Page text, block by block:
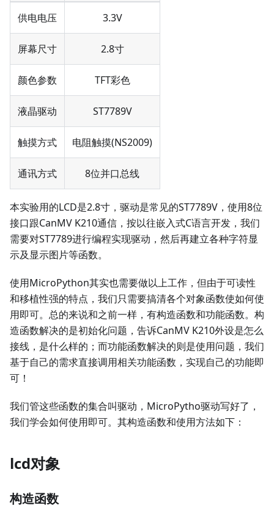
供电电压 3.3V
屏幕尺寸 2.8寸
颜色参数 TFT彩色
液晶驱动 ST7789V
触摸方式 电阻触摸(NS2009)
通讯方式 8位并口总线
本实验用的LCD是2.8寸，驱动是常见的ST7789V，使用8位
接口跟CanMV K210通信，按以往嵌入式C语言开发，我们
需要对ST7789进行编程实现驱动，然后再建立各种字符显
示及显示图片等函数。
使用MicroPython其实也需要做以上工作，但由于可读性
和移植性强的特点，我们只需要搞清各个对象函数使如何使
用即可。总的来说和之前一样，有构造函数和功能函数。构
造函数解决的是初始化问题，告诉CanMV K210外设是怎么
接线，是什么样的；而功能函数解决的则是使用问题，我们
基于自己的需求直接调用相关功能函数，实现自己的功能即
可！
我们管这些函数的集合叫驱动，MicroPytho驱动写好了，
我们学会如何使用即可。其构造函数和使用方法如下：
lcd对象
构造函数